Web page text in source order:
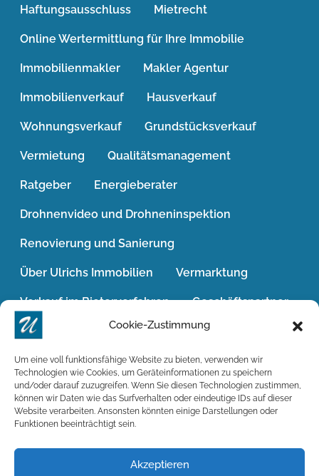
Cookie-Zustimmung
Um eine voll funktionsfähige Website zu bieten, verwenden wir
Technologien wie Cookies, um Geräteinformationen zu speichern
und/oder darauf zuzugreifen. Wenn Sie diesen Technologien zustimmen,
können wir Daten wie das Surfverhalten oder eindeutige IDs auf dieser
Website verarbeiten. Ansonsten könnten einige Darstellungen oder
Funktionen beeinträchtigt sein.
Akzeptieren
Haftungsausschluss Mietrecht
Online Wertermittlung für Ihre Immobilie
Immobilienmakler Makler Agentur
Immobilienverkauf Hausverkauf
Wohnungsverkauf Grundstücksverkauf
Vermietung Qualitätsmanagement
Ratgeber Energieberater
Drohnenvideo und Drohneninspektion
Renovierung und Sanierung
Über Ulrichs Immobilien Vermarktung
Verkauf im Bieterverfahren Geschäftspartner
Jobs / Karriere Das Geldwäschegesetz
Widerrufsrecht Win-Win-Situation
Wohnimmobilien
Soziale Verantwortung übernehmen
Impressum Kontakt Leerstand